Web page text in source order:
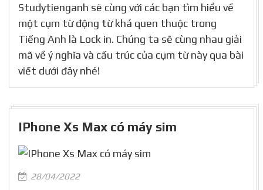
Studytienganh sẽ cùng với các bạn tìm hiểu về
một cụm từ động từ khá quen thuộc trong
Tiếng Anh là Lock in. Chúng ta sẽ cùng nhau giải
mã về ý nghĩa và cấu trúc của cụm từ này qua bài
viết dưới đây nhé!
IPhone Xs Max có máy sim
28/04/2022